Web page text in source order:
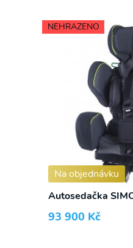
Na objednávku
NEHRAZENO
Autosedačka
93 900 Kč
S námi již
Přihlaste se k odběru
našich